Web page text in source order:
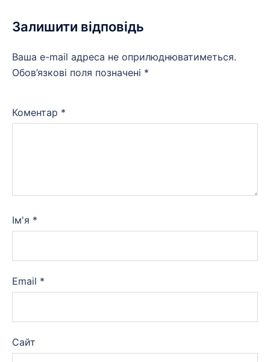
Залишити відповідь
Ваша e-mail адреса не оприлюднюватиметься.
Обов’язкові поля позначені *
Коментар *
Ім'я *
Email *
Сайт